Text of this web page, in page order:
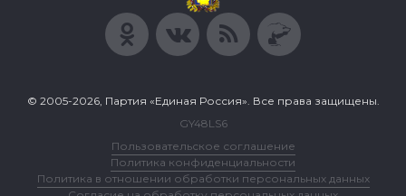
© 2005-2026, Партия «Единая Россия». Все права защищены.
GY48LS6
Пользовательское соглашение
Политика конфиденциальности
Политика в отношении обработки персональных данных